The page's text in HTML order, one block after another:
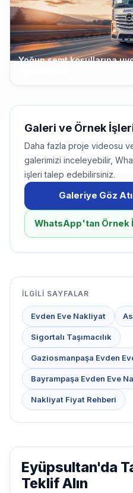
Yoğun semt koşullarına
Galeri ve Örnek
Daha fazla proje videosu
galerimizi inceleyebilir,
işleri talep edebilirsiniz.
Galeriye Göz
WhatsApp'tan Örnek
İLGILI SAYFALAR
Evden Eve Nakliyat
Sigortalı Taşımacılık
Gaziosmanpaşa Evden
Bayrampaşa Evden Eve
Nakliyat Fiyat Rehberi
Eyüpsultan'da
Teklif Alın